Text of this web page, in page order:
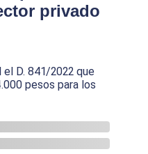
privado
D. 841/2022 que
pesos para los